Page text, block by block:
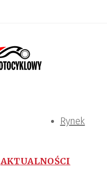
Rynek
AKTUALNOŚCI